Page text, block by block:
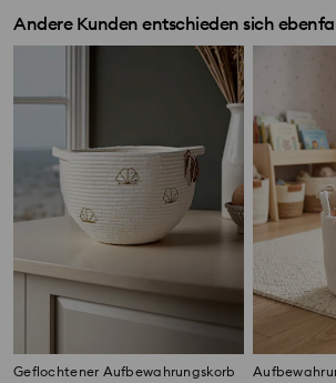
Andere Kunden entschieden sich
Geflochtener Aufbewahrungskorb